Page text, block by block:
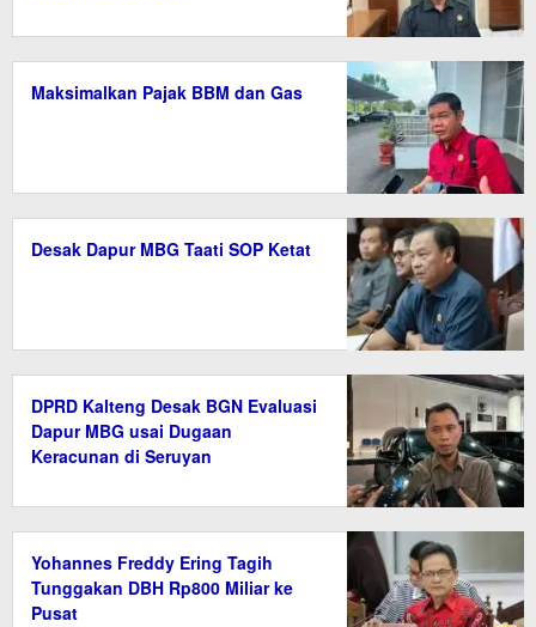
Maksimalkan Pajak BBM dan Gas
Desak Dapur MBG Taati SOP Ketat
DPRD Kalteng Desak BGN Evaluasi
Dapur MBG usai Dugaan
Keracunan di Seruyan
Yohannes Freddy Ering Tagih
Tunggakan DBH Rp800 Miliar ke
Pusat